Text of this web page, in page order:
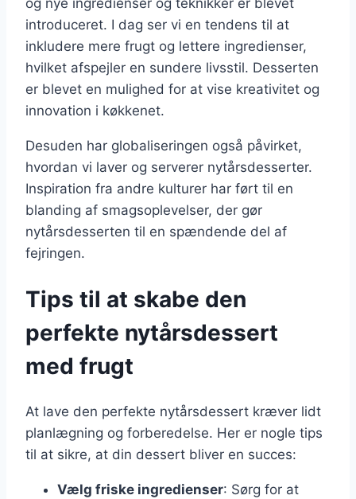
introduceret. I dag ser vi en tendens til at
inkludere mere frugt og lettere ingredienser,
hvilket afspejler en sundere livsstil. Desserten
er blevet en mulighed for at vise kreativitet og
innovation i køkkenet.
Desuden har globaliseringen også påvirket,
hvordan vi laver og serverer nytårsdesserter.
Inspiration fra andre kulturer har ført til en
blanding af smagsoplevelser, der gør
nytårsdesserten til en spændende del af
fejringen.
Tips til at skabe den
perfekte nytårsdessert
med frugt
At lave den perfekte nytårsdessert kræver lidt
planlægning og forberedelse. Her er nogle tips
til at sikre, at din dessert bliver en succes:
Vælg friske ingredienser: Sørg for at